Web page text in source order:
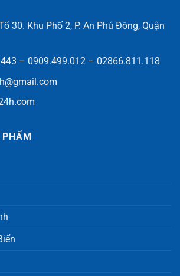
30. Khu Phố 2, P. An Phú Đông, Quận
– 0909.499.012 – 02866.811.118
PHẨM